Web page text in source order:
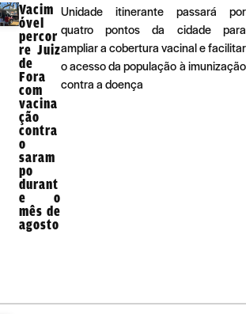
Vacim
óvel
percor
re Juiz
de
Fora
com
vacina
ção
contra
o
saram
po
durant
e o
mês de
agosto
Unidade itinerante passará por
quatro pontos da cidade para
ampliar a cobertura vacinal e facilitar
o acesso da população à imunização
contra a doença